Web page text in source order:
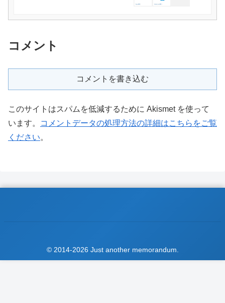
コメント
コメントを書き込む
このサイトはスパムを低減するために Akismet を使って
います。
コメントデータの処理方法の詳細はこちらをご覧
ください。
© 2014-2026 Just another memorandum.